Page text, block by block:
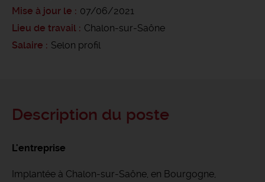
Mise à jour le
07/06/2021
Lieu de travail
Chalon-sur-Saône
Salaire
Selon profil
Description du poste
L'entreprise
Implantée à Chalon-sur-Saône, en Bourgogne,